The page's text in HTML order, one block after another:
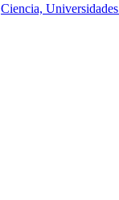
Ciencia,